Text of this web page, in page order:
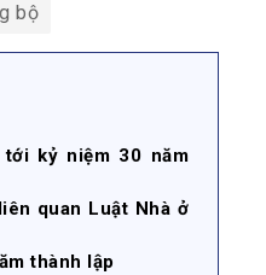
bộ
kỷ niệm 30 năm
quan Luật Nhà ở
thành lập